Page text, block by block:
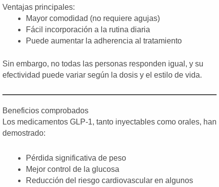
Ventajas principales:
Mayor comodidad (no requiere agujas)
Fácil incorporación a la rutina diaria
Puede aumentar la adherencia al tratamiento
Sin embargo, no todas las personas responden igual, y su
efectividad puede variar según la dosis y el estilo de vida.
Beneficios comprobados
Los medicamentos GLP-1, tanto inyectables como orales, han
demostrado:
Pérdida significativa de peso
Mejor control de la glucosa
Reducción del riesgo cardiovascular en algunos